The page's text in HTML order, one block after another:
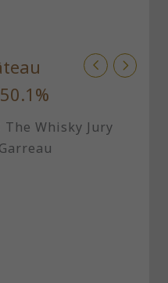
The Whisky Jury